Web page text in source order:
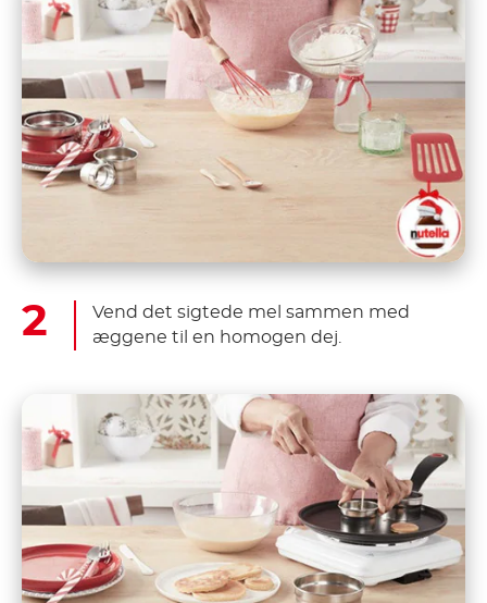
Vend det sigtede mel sammen med
æggene til en homogen dej.